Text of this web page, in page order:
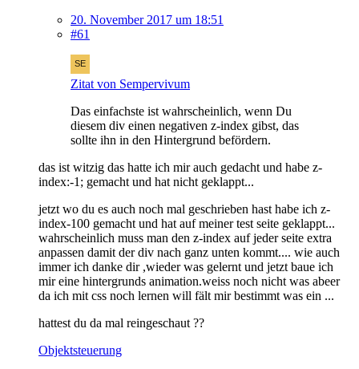
20. November 2017 um 18:51
#61
Zitat von Sempervivum
Das einfachste ist wahrscheinlich, wenn Du
diesem div einen negativen z-index gibst, das
sollte ihn in den Hintergrund befördern.
das ist witzig das hatte ich mir auch gedacht und habe z-
index:-1; gemacht und hat nicht geklappt...
jetzt wo du es auch noch mal geschrieben hast habe ich z-
index-100 gemacht und hat auf meiner test seite geklappt...
wahrscheinlich muss man den z-index auf jeder seite extra
anpassen damit der div nach ganz unten kommt.... wie auch
immer ich danke dir ,wieder was gelernt und jetzt baue ich
mir eine hintergrunds animation.weiss noch nicht was abeer
da ich mit css noch lernen will fält mir bestimmt was ein ...
hattest du da mal reingeschaut ??
Objektsteuerung